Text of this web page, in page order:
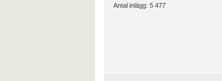
Antal inlägg: 5 477